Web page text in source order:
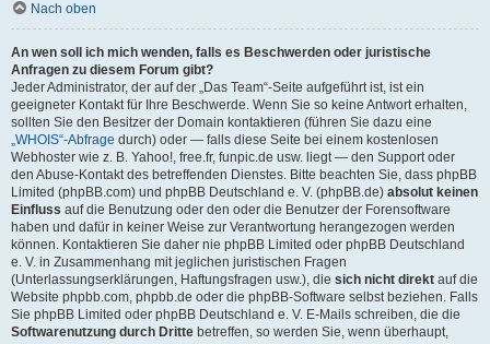
Nach oben
An wen soll ich mich wenden, falls es Beschwerden oder juristische
Anfragen zu diesem Forum gibt?
Jeder Administrator, der auf der „Das Team“-Seite aufgeführt ist, ist ein
geeigneter Kontakt für Ihre Beschwerde. Wenn Sie so keine Antwort erhalten,
sollten Sie den Besitzer der Domain kontaktieren (führen Sie dazu eine
„WHOIS“-Abfrage durch) oder — falls diese Seite bei einem kostenlosen
Webhoster wie z. B. Yahoo!, free.fr, funpic.de usw. liegt — den Support oder
den Abuse-Kontakt des betreffenden Dienstes. Bitte beachten Sie, dass phpBB
Limited (phpBB.com) und phpBB Deutschland e. V. (phpBB.de) absolut keinen
Einfluss auf die Benutzung oder den oder die Benutzer der Forensoftware
haben und dafür in keiner Weise zur Verantwortung herangezogen werden
können. Kontaktieren Sie daher nie phpBB Limited oder phpBB Deutschland
e. V. in Zusammenhang mit jeglichen juristischen Fragen
(Unterlassungserklärungen, Haftungsfragen usw.), die sich nicht direkt auf die
Website phpbb.com, phpbb.de oder die phpBB-Software selbst beziehen. Falls
Sie phpBB Limited oder phpBB Deutschland e. V. E-Mails schreiben, die die
Softwarenutzung durch Dritte betreffen, so werden Sie, wenn überhaupt,